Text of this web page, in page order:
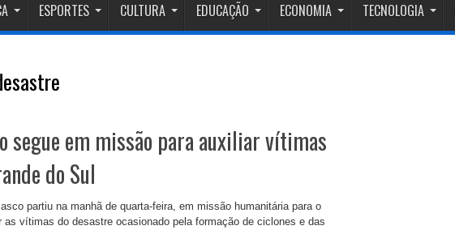
ESPORTES CULTURA EDUCAÇÃO ECONOMIA TECNOLOGIA
segue em missão para auxiliar vítimas
do Sul
partiu na manhã de quarta-feira, em missão humanitária para o
vítimas do desastre ocasionado pela formação de ciclones e das